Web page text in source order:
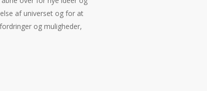
af universet og for at
og muligheder,